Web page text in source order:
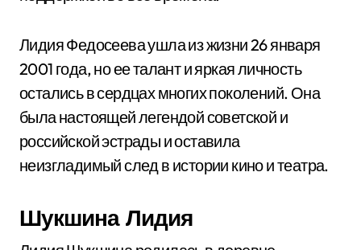
Лидия Федосеева ушла из жизни 26 января
2001 года, но ее талант и яркая личность
остались в сердцах многих поколений. Она
была настоящей легендой советской и
российской эстрады и оставила
неизгладимый след в истории кино и театра.
Шукшина Лидия